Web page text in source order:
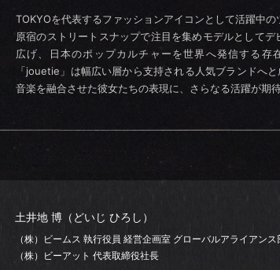
TOKYOを代表するファッションアイコンとして活躍中の
原宿のストリートスナップで注目を集めモデルとして
広げ、日本のポップカルチャーを世界へ発信する存
「jouetie」は幅広い層から支持される人気ブランドへ
音楽を融合させた彼女たちの表現に、さらなる活躍が期待
土井地 博（どいじ ひろし）
（株）ビームス 執行役員 経営企画室 グローバルアライアンス
（株）ビーアット 代表取締役社長